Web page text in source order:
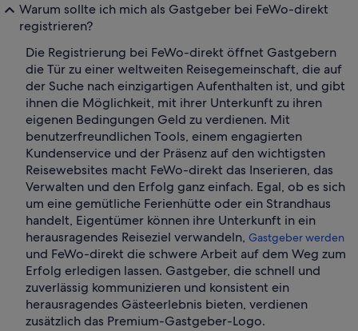
Warum sollte ich mich als Gastgeber bei FeWo-direkt
registrieren?
Die Registrierung bei FeWo-direkt öffnet Gastgebern
die Tür zu einer weltweiten Reisegemeinschaft, die auf
der Suche nach einzigartigen Aufenthalten ist, und gibt
ihnen die Möglichkeit, mit ihrer Unterkunft zu ihren
eigenen Bedingungen Geld zu verdienen. Mit
benutzerfreundlichen Tools, einem engagierten
Kundenservice und der Präsenz auf den wichtigsten
Reisewebsites macht FeWo-direkt das Inserieren, das
Verwalten und den Erfolg ganz einfach. Egal, ob es sich
um eine gemütliche Ferienhütte oder ein Strandhaus
handelt, Eigentümer können ihre Unterkunft in ein
herausragendes Reiseziel verwandeln, Gastgeber werden
und FeWo-direkt die schwere Arbeit auf dem Weg zum
Erfolg erledigen lassen. Gastgeber, die schnell und
zuverlässig kommunizieren und konsistent ein
herausragendes Gästeerlebnis bieten, verdienen
zusätzlich das Premium-Gastgeber-Logo.